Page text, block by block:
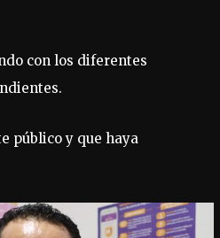
con los diferentes
público y que haya